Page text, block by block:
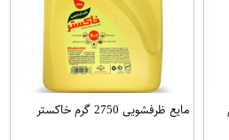
مایع ظرفشویی 2750 گرم خاکستر